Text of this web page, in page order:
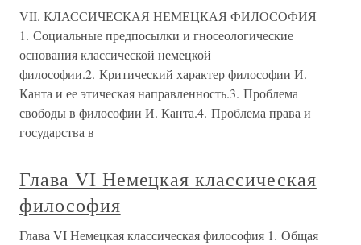
VII. КЛАССИЧЕСКАЯ НЕМЕЦКАЯ ФИЛОСОФИЯ
1. Социальные предпосылки и гносеологические
основания классической немецкой
философии.2. Критический характер философии И.
Канта и ее этическая направленность.3. Проблема
свободы в философии И. Канта.4. Проблема права и
государства в
Глава VI Немецкая классическая
философия
Глава VI Немецкая классическая философия 1. Общая